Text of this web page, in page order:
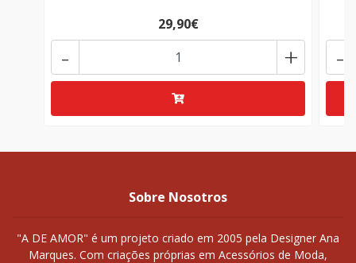
29,90€
+
- -
Sobre Nosotros
"A DE AMOR" é um projeto criado em 2005 pela Designer Ana
Marques. Com criações próprias em Acessórios de Moda,